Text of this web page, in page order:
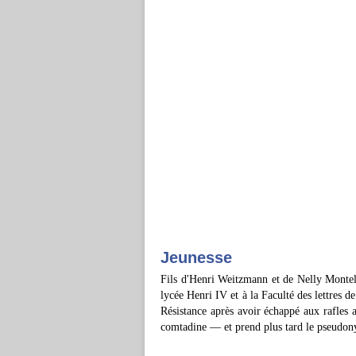
Jeunesse
Fils d'Henri Weitzmann et de Nelly
lycée Henri IV et à la Faculté des lettres
Résistance après avoir échappé aux rafles
comtadine — et prend plus tard le